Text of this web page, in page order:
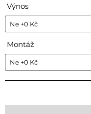
Výnos
Montáž